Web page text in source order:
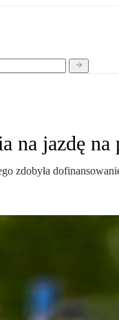
na jazdę na
zdobyła